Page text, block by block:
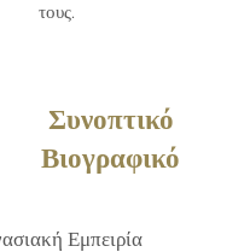
τους.
Συνοπτικό
Βιογραφικό
Εμπειρία